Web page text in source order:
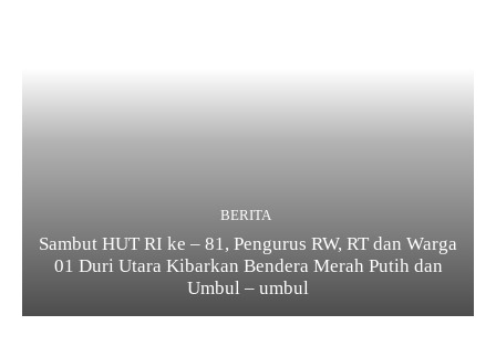
BERITA
Sambut HUT RI ke – 81, Pengurus RW, RT dan Warga
01 Duri Utara Kibarkan Bendera Merah Putih dan
Umbul – umbul